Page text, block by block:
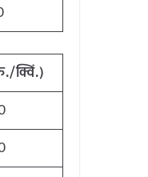
क्विं.)